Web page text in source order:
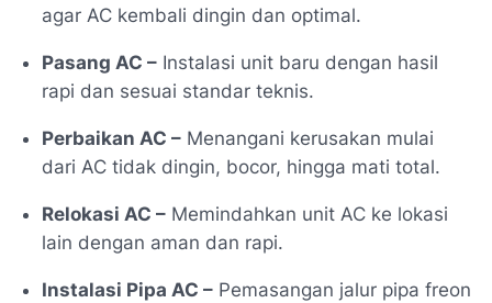
agar AC kembali dingin dan optimal.
Pasang AC – Instalasi unit baru dengan hasil
rapi dan sesuai standar teknis.
Perbaikan AC – Menangani kerusakan mulai
dari AC tidak dingin, bocor, hingga mati total.
Relokasi AC – Memindahkan unit AC ke lokasi
lain dengan aman dan rapi.
Instalasi Pipa AC – Pemasangan jalur pipa freon